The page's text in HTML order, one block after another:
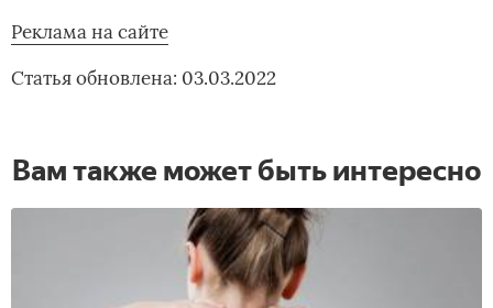
Реклама на сайте
Статья обновлена: 03.03.2022
Вам также может быть интересно